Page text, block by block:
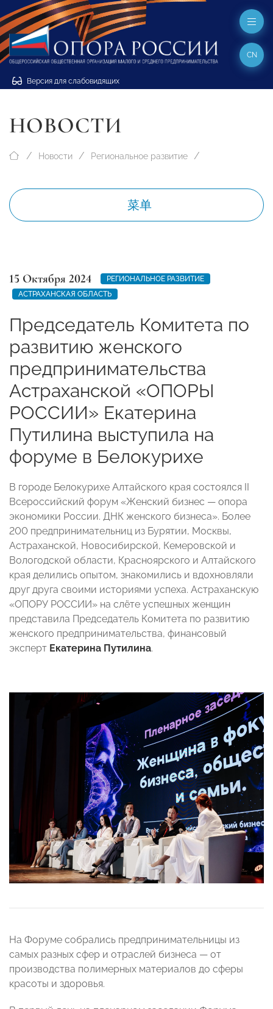
Версия для слабовидящих
CN
НОВОСТИ
Новости Региональное развитие
菜单
15 Октября 2024
РЕГИОНАЛЬНОЕ РАЗВИТИЕ
АСТРАХАНСКАЯ ОБЛАСТЬ
Председатель Комитета по
развитию женского
предпринимательства
Астраханской «ОПОРЫ
РОССИИ» Екатерина
Путилина выступила на
форуме в Белокурихе
В городе Белокурихе Алтайского края состоялся II
Всероссийский форум «Женский бизнес — опора
экономики России. ДНК женского бизнеса». Более
200 предпринимательниц из Бурятии, Москвы,
Астраханской, Новосибирской, Кемеровской и
Вологодской области, Красноярского и Алтайского
края делились опытом, знакомились и вдохновляли
друг друга своими историями успеха. Астраханскую
«ОПОРУ РОССИИ» на слёте успешных женщин
представила Председатель Комитета по развитию
женского предпринимательства, финансовый
эксперт Екатерина Путилина.
На Форуме собрались предпринимательницы из
самых разных сфер и отраслей бизнеса — от
производства полимерных материалов до сферы
красоты и здоровья.